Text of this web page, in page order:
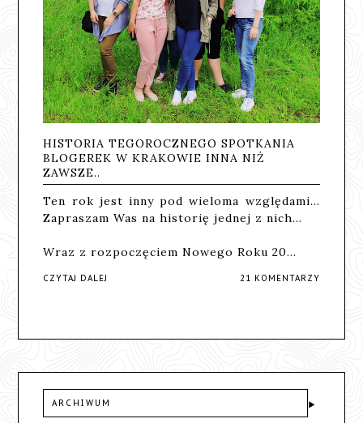
HISTORIA TEGOROCZNEGO SPOTKANIA
BLOGEREK W KRAKOWIE INNA NIŻ
ZAWSZE..
Ten rok jest inny pod wieloma względami...
Zapraszam Was na historię jednej z nich...
Wraz z rozpoczęciem Nowego Roku 20…
CZYTAJ DALEJ 21 KOMENTARZY
ARCHIWUM